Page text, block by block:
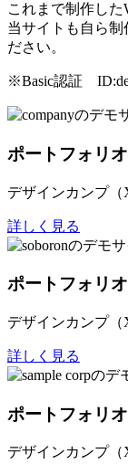
これまで制作した
当サイトも自ら制
ださい。
※Basic認証
ポートフォリ
デザインカンプ
詳しく見る
ポートフォリ
デザインカンプ
詳しく見る
ポートフォリ
デザインカンプ